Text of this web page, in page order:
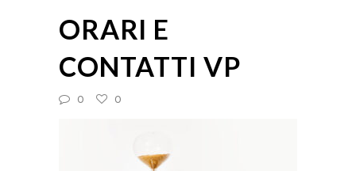
ORARI E
CONTATTI VP
0 0